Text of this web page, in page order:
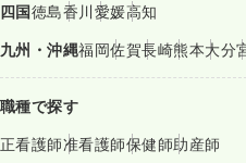
四国徳島香川愛媛高知
九州・沖縄福岡佐賀長崎熊本大分
職種で探す
正看護師准看護師保健師助産師